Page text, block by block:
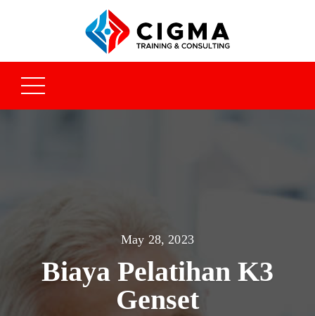
May 28, 2023
Biaya Pelatihan K3
Genset